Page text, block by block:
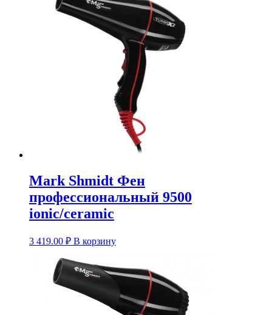
Mark Shmidt Фен
профессиональный 9500
ionic/ceramic
3 419.00 ₽ В корзину